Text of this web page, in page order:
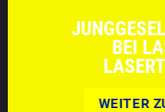
BEI
WEITER